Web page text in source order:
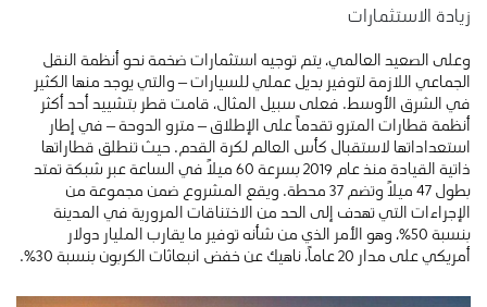
زيادة الاستثمارات
وعلى الصعيد العالمي، يتم توجيه استثمارات ضخمة نحو أنظمة النقل
الجماعي اللازمة لتوفير بديل عملي للسيارات – والتي يوجد منها الكثير
في الشرق الأوسط. فعلى سبيل المثال، قامت قطر بتشييد أحد أكثر
أنظمة قطارات المترو تقدماً على الإطلاق – مترو الدوحة – في إطار
استعداداتها لاستقبال كأس العالم لكرة القدم. حيث تنطلق قطاراتها
ذاتية القيادة منذ عام 2019 بسرعة 60 ميلاً في الساعة عبر شبكة تمتد
بطول 47 ميلاً وتضم 37 محطة. ويقع المشروع ضمن مجموعة من
الإجراءات التي تهدف إلى الحد من الاختناقات المرورية في المدينة
بنسبة 50٪، وهو الأمر الذي من شأنه توفير ما يقارب المليار دولار
أمريكي على مدار 20 عاماً، ناهيك عن خفض انبعاثات الكربون بنسبة 30٪.